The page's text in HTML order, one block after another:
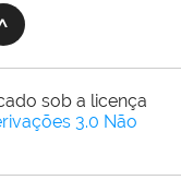
sob a licença
3.0 Não